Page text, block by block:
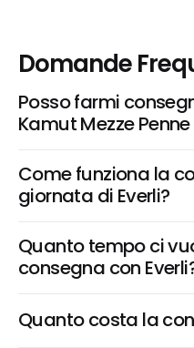
Domande
Posso farmi
Kamut Mezze Penne
Come funziona la
giornata di Everli?
Quanto tempo ci
consegna con
Quanto costa la